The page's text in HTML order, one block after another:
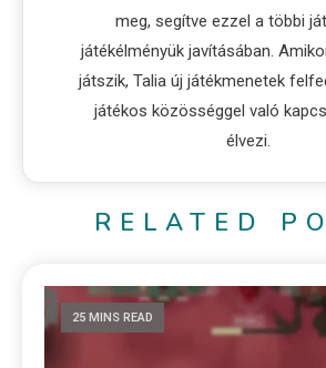
meg, segítve ezzel a többi
játékélményük javításában.
játszik, Talia új játékmenetek
játékos közösséggel való
élvezi.
RELATED
25 MINS READ